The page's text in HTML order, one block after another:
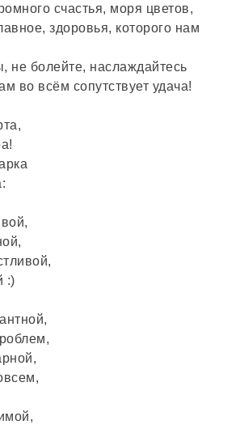
счастья, моря цветов,
здоровья, которого нам
не болейте, наслаждайтесь
во всём сопутствует удача!
:)